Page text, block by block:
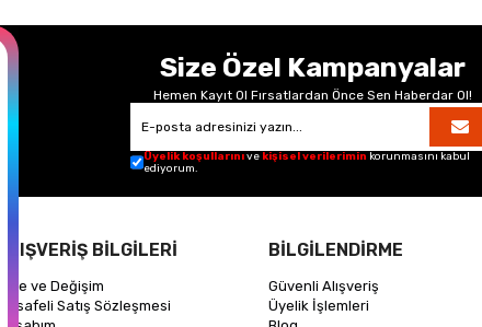
Size Özel Kampanyalar
Hemen Kayıt Ol Fırsatlardan Önce Sen Haberdar Ol!
Üyelik koşullarınıve kişisel verilerimin korunmasını kabul
ediyorum.
ALIŞVERİŞ BİLGİLERİ
İade ve Değişim
Mesafeli Satış Sözleşmesi
BİLGİLENDİRME
Güvenli Alışveriş
Üyelik İşlemleri